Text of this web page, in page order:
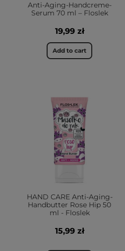
Anti-Aging-Handcreme-
Serum 70 ml – Floslek
19,99 zł
Add to cart
HAND CARE Anti-Aging-
Handbutter Rose Hip 50
ml - Floslek
15,99 zł